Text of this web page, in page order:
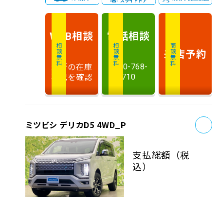
相談無料
WEB相談
最新の在庫
状況を確認
相談無料
電話相談
0120-768-
710
商談無料
来店予約
ミツビシ デリカD5 4WD_P
支払総額 （税
込）